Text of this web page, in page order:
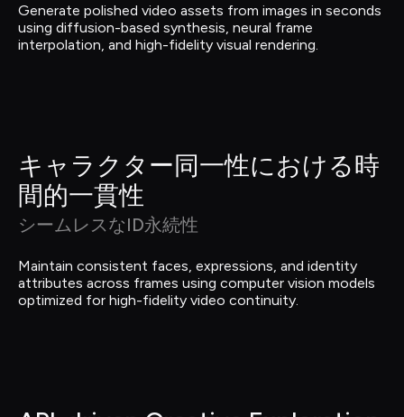
Generate polished video assets from images in seconds
using diffusion-based synthesis, neural frame
interpolation, and high-fidelity visual rendering.
キャラクター同一性における時
間的一貫性
シームレスなID永続性
Maintain consistent faces, expressions, and identity
attributes across frames using computer vision models
optimized for high-fidelity video continuity.